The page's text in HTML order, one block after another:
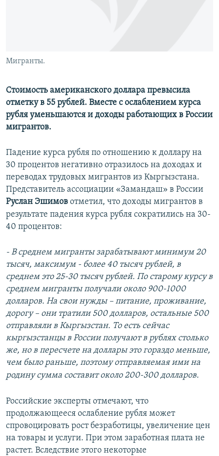
Мигранты.
Стоимость американского доллара превысила
отметку в 55 рублей. Вместе с ослаблением курса
рубля уменьшаются и доходы работающих в России
мигрантов.
Падение курса рубля по отношению к доллару на
30 процентов негативно отразилось на доходах и
переводах трудовых мигрантов из Кыргызстана.
Представитель ассоциации «Замандаш» в России
Руслан Эшимов отметил, что доходы мигрантов в
результате падения курса рубля сократились на 30-
40 процентов:
- В среднем мигранты зарабатывают минимум 20
тысяч, максимум - более 40 тысяч рублей, в
среднем это 25-30 тысяч рублей. По старому курсу в
среднем мигранты получали около 900-1000
долларов. На свои нужды – питание, проживание,
дорогу – они тратили 500 долларов, остальные 500
отправляли в Кыргызстан. То есть сейчас
кыргызстанцы в России получают в рублях столько
же, но в пересчете на доллары это гораздо меньше,
чем было раньше, поэтому отправляемая ими на
родину сумма составит около 200-300 долларов.
Российские эксперты отмечают, что
продолжающееся ослабление рубля может
спровоцировать рост безработицы, увеличение цен
на товары и услуги. При этом заработная плата не
растет. Вследствие этого некоторые